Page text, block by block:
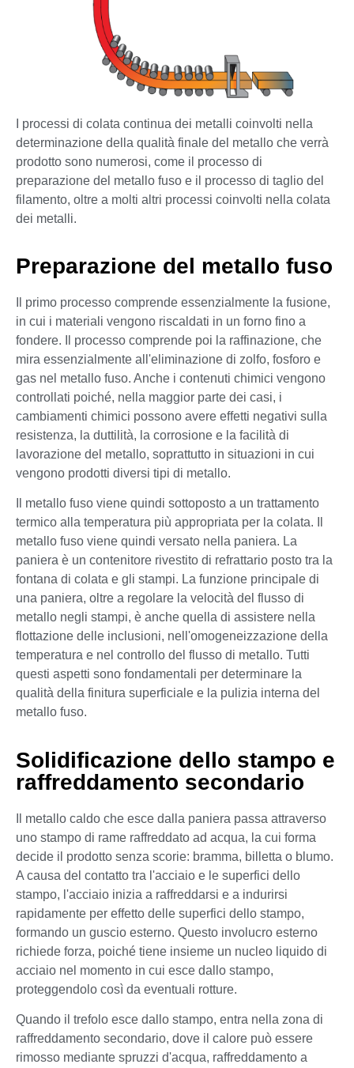
I processi di colata continua dei metalli coinvolti nella
determinazione della qualità finale del metallo che verrà
prodotto sono numerosi, come il processo di
preparazione del metallo fuso e il processo di taglio del
filamento, oltre a molti altri processi coinvolti nella colata
dei metalli.
Preparazione del metallo fuso
Il primo processo comprende essenzialmente la fusione,
in cui i materiali vengono riscaldati in un forno fino a
fondere. Il processo comprende poi la raffinazione, che
mira essenzialmente all'eliminazione di zolfo, fosforo e
gas nel metallo fuso. Anche i contenuti chimici vengono
controllati poiché, nella maggior parte dei casi, i
cambiamenti chimici possono avere effetti negativi sulla
resistenza, la duttilità, la corrosione e la facilità di
lavorazione del metallo, soprattutto in situazioni in cui
vengono prodotti diversi tipi di metallo.
Il metallo fuso viene quindi sottoposto a un trattamento
termico alla temperatura più appropriata per la colata. Il
metallo fuso viene quindi versato nella paniera. La
paniera è un contenitore rivestito di refrattario posto tra la
fontana di colata e gli stampi. La funzione principale di
una paniera, oltre a regolare la velocità del flusso di
metallo negli stampi, è anche quella di assistere nella
flottazione delle inclusioni, nell'omogeneizzazione della
temperatura e nel controllo del flusso di metallo. Tutti
questi aspetti sono fondamentali per determinare la
qualità della finitura superficiale e la pulizia interna del
metallo fuso.
Solidificazione dello stampo e
raffreddamento secondario
Il metallo caldo che esce dalla paniera passa attraverso
uno stampo di rame raffreddato ad acqua, la cui forma
decide il prodotto senza scorie: bramma, billetta o blumo.
A causa del contatto tra l'acciaio e le superfici dello
stampo, l'acciaio inizia a raffreddarsi e a indurirsi
rapidamente per effetto delle superfici dello stampo,
formando un guscio esterno. Questo involucro esterno
richiede forza, poiché tiene insieme un nucleo liquido di
acciaio nel momento in cui esce dallo stampo,
proteggendolo così da eventuali rotture.
Quando il trefolo esce dallo stampo, entra nella zona di
raffreddamento secondario, dove il calore può essere
rimosso mediante spruzzi d'acqua, raffreddamento a